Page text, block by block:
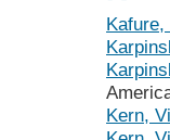
Kern,